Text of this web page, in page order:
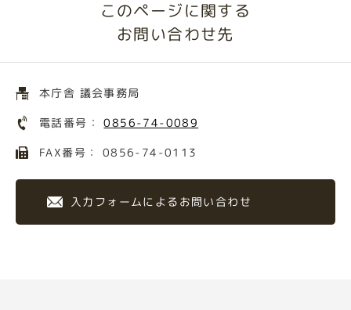
このページに関する
お問い合わせ先
本庁舎 議会事務局
電話番号：0856-74-0089
FAX番号： 0856-74-0113
入力フォームによるお問い合わせ